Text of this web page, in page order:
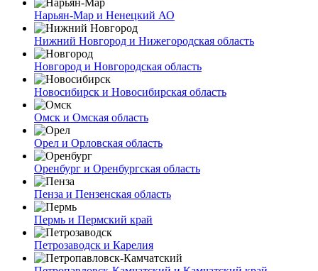
Нарьян-Мар и Ненецкий АО
Нижний Новгород и Нижегородская область
Новгород и Новгородская область
Новосибирск и Новосибирская область
Омск и Омская область
Орел и Орловская область
Оренбург и Оренбургская область
Пенза и Пензенская область
Пермь и Пермский край
Петрозаводск и Карелия